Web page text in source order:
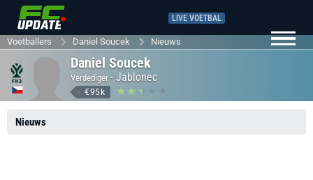
LIVE VOETBAL
Voetballers Daniel Soucek Nieuws
Daniel Soucek
Verdediger - Jablonec
€95k
Nieuws